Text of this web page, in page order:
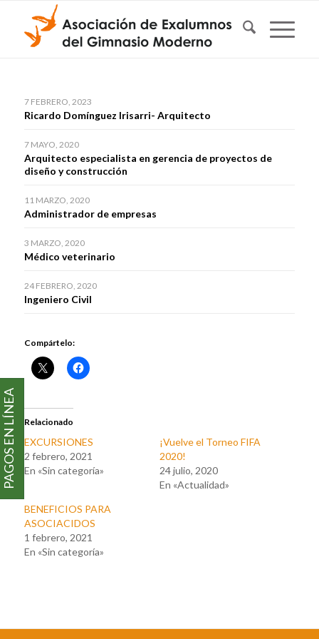
7 FEBRERO, 2023
Ricardo Domínguez Irisarri- Arquitecto
7 MAYO, 2020
Arquitecto especialista en gerencia de proyectos de
diseño y construcción
11 MARZO, 2020
Administrador de empresas
3 MARZO, 2020
Médico veterinario
24 FEBRERO, 2020
Ingeniero Civil
Compártelo:
Relacionado
EXCURSIONES
2 febrero, 2021
En «Sin categoría»
¡Vuelve el Torneo FIFA
2020!
24 julio, 2020
En «Actualidad»
BENEFICIOS PARA
ASOCIACIDOS
1 febrero, 2021
En «Sin categoría»
PAGOS EN LÍNEA